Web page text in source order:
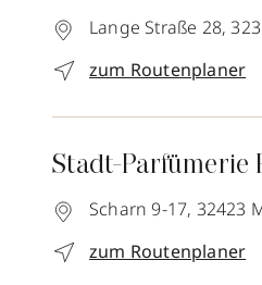
Lange Straße 28,
zum Routenplaner
Stadt-Parfümerie
Scharn 9-17, 32423
zum Routenplaner